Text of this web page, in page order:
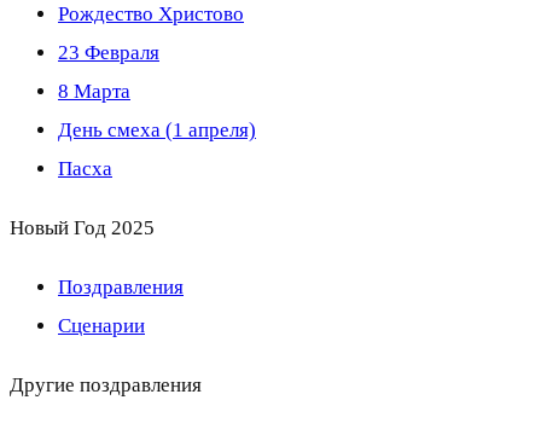
Рождество Христово
23 Февраля
8 Марта
День смеха (1 апреля)
Пасха
Новый Год 2025
Поздравления
Сценарии
Другие поздравления